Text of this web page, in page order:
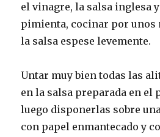
el vinagre, la salsa inglesa
pimienta, cocinar por unos
la salsa espese levemente.
Untar muy bien todas las
en la salsa preparada en el
luego disponerlas sobre
con papel enmantecado y